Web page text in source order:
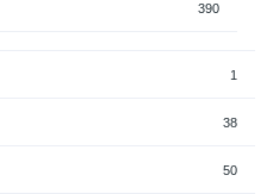
390
1
38
50